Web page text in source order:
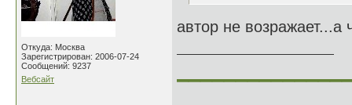
Откуда: Москва
Зарегистрирован: 2006-07-24
Сообщений: 9237
Вебсайт
автор не возражает...а